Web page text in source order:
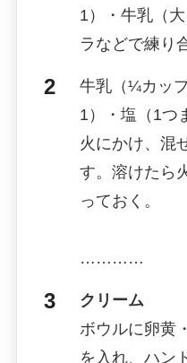
1）・牛乳（
ラなどで練り
牛乳（¼カッ
1）・塩（1つ
火にかけ、混
す。溶けたら
っておく。
…………
クリーム
ボウルに卵黄
を入れ、ハン